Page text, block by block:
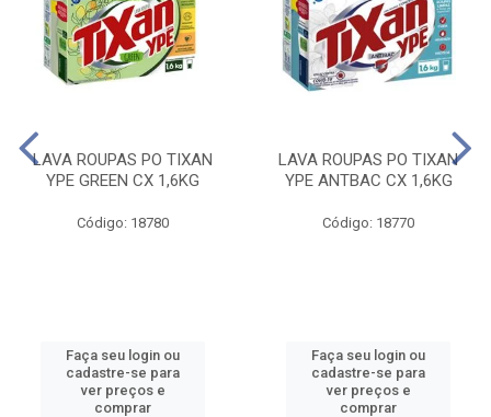
LAVA ROUPAS PO TIXAN
YPE GREEN CX 1,6KG
Código: 18780
Faça seu login ou
cadastre-se para
ver preços e
comprar
LAVA ROUPAS PO TIXAN
YPE ANTBAC CX 1,6KG
Código: 18770
Faça seu login ou
cadastre-se para
ver preços e
comprar